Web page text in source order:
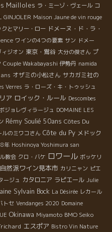
Mailloles ラ・ミーゾ・ヴェール コ
Maison Jaune de vin rouge
とマリー・ロー ドメーヌ・ド・ラ・
ワインの4つの要素 サン ドメー
ジオン 東京・鴬谷 大分の俊さん プ
Couple Wakabayashi 伊勢丹 namida
オザミの小松さん サカガミ社の
Verres ラ・ローズ・キ・トゥッシュ
ア ロイック・ルール Descombes
ジョレヴィラージュ DOMAINE LES
Rémy Soulié 50ans Côtes Du
ルのミワコさん Côte du Py メドック
年 Hoshinoya Yoshimura san
教会 クロ・バケ ロワール ボッケリ
然派ワイン見本市 カリニャン ピエ
ージュ カタロニア ラピエール Julie
Sylvain Bock La Désirée レカール
トセ Vendanges 2020 Domaine
Okinawa Miyamoto BMO Seiko
エスポア Bistro Vin Nature